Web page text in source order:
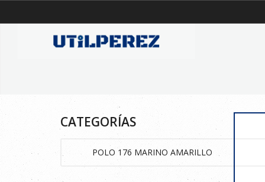
CATEGORÍAS